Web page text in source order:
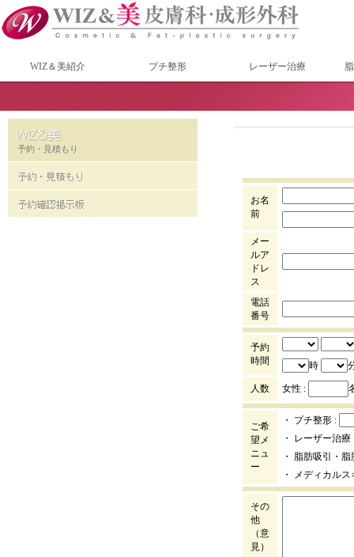
WIZ＆美紹介 プチ整形 レーザー治療
予約・見積もり
お名
前
メー
ルア
ドレ
ス
電話
番号
予約
時間
時
人数 女性 :
ご希
望メ
ニュ
ー
・ プチ整形 :
・ レーザー治
・ 脂肪吸引・
・ メディカル
その
他
（意
見）